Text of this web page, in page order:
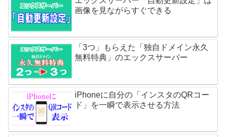
画像を見ながらすぐできる
「3つ」もらえた「独自ドメイン永久
無料特典」のエックスサーバー
iPhoneに自分の「インスタのQRコー
ド」を一瞬で表示させる方法